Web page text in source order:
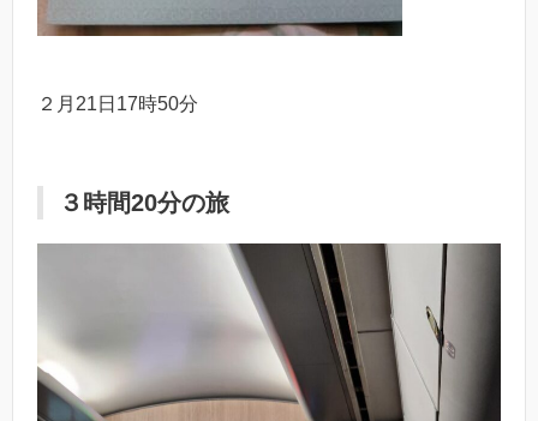
２月21日17時50分
３時間20分の旅